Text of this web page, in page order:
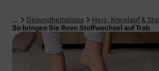
... Gesundheitstipps
Herz, Kreislauf &
So bringen Sie Ihren Stoffwechsel auf Trab